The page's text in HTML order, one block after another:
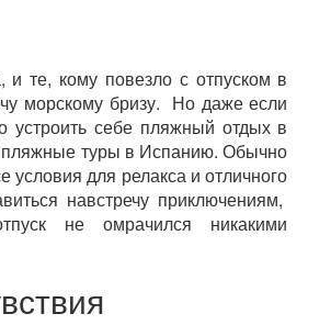
те, кому повезло с отпуском в
морскому бризу. Но даже если
устроить себе пляжный отдых в
пляжные туры в Испанию. Обычно
для релакса и отличного
навстречу приключениям,
не омрачился никакими